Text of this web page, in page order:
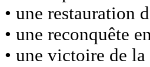
• une restauration
• une reconquête
• une victoire de